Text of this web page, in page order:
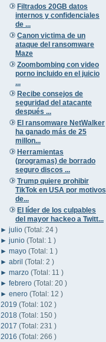
Filtrados 20GB datos
internos y confidenciales
de ...
Canon victima de un
ataque del ransomware
Maze
Zoombombing con video
porno incluido en el juicio
...
Recibe consejos de
seguridad del atacante
después ...
El ransomware NetWalker
ha ganado más de 25
millon...
Herramientas
(programas) de borrado
seguro discos ...
Trump quiere prohibir
TikTok en USA por motivos
de...
El líder de los culpables
del mayor hackeo a Twitt...
►julio(Total: 24 )
►junio(Total: 1 )
►mayo(Total: 1 )
►abril(Total: 2 )
►marzo(Total: 11 )
►febrero(Total: 20 )
►enero(Total: 12 )
2019 (Total: 102 )
2018 (Total: 150 )
2017 (Total: 231 )
2016 (Total: 266 )